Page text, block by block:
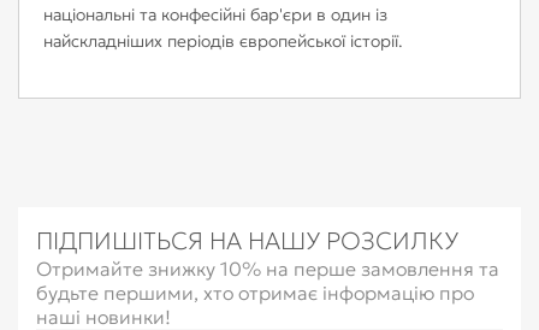
національні та конфесійні бар'єри в один із
найскладніших періодів європейської історії.
ПІДПИШІТЬСЯ НА НАШУ РОЗСИЛКУ
Отримайте знижку 10% на перше замовлення та
будьте першими, хто отримає інформацію про
наші новинки!